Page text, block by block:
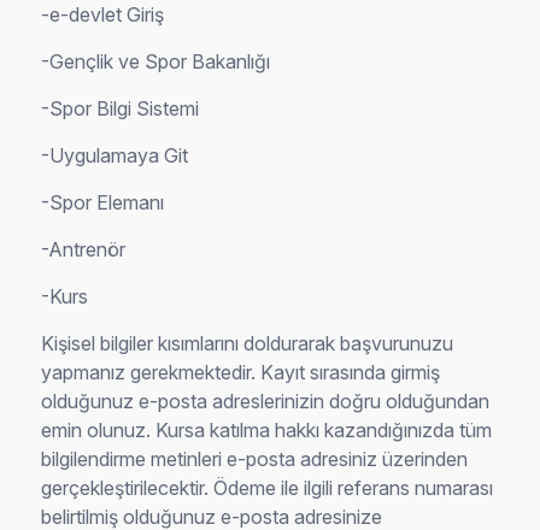
-e-devlet Giriş
-Gençlik ve Spor Bakanlığı
-Spor Bilgi Sistemi
-Uygulamaya Git
-Spor Elemanı
-Antrenör
-Kurs
Kişisel bilgiler kısımlarını doldurarak başvurunuzu
yapmanız gerekmektedir. Kayıt sırasında girmiş
olduğunuz e-posta adreslerinizin doğru olduğundan
emin olunuz. Kursa katılma hakkı kazandığınızda tüm
bilgilendirme metinleri e-posta adresiniz üzerinden
gerçekleştirilecektir. Ödeme ile ilgili referans numarası
belirtilmiş olduğunuz e-posta adresinize